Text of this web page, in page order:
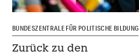
BUNDESZENTRALE FÜR POLITISCHE BILDUNG
Zurück zu den